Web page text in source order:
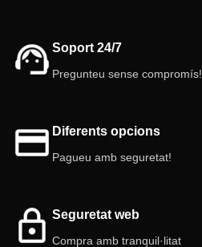
panells de metacrilat/acrílic
🌬️Ventilació:Superior d’acer
💡 Il·luminació:Llum LED inclosa
amb cable
Soport 24/7
Pregunteu sense compromís!
Diferents opcions
Pagueu amb seguretat!
Seguretat web
Compra amb tranquil·litat